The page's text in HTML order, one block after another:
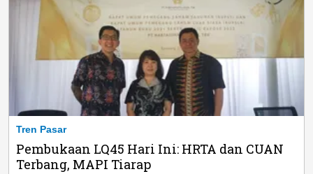
Tren Pasar
Pembukaan LQ45 Hari Ini: HRTA dan CUAN
Terbang, MAPI Tiarap